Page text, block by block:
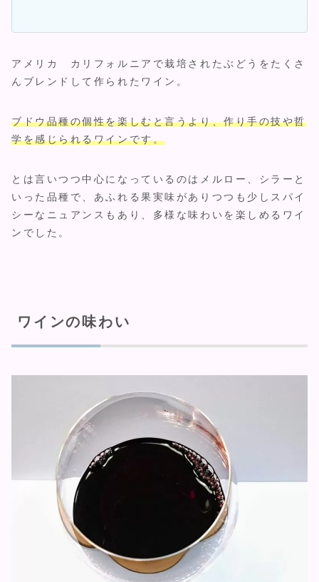
アメリカ カリフォルニアで栽培されたぶどうをたくさ
んブレンドして作られたワイン。
ブドウ品種の個性を楽しむと言うより、作り手の技や哲
学を感じられるワインです。
とは言いつつ中心になっているのはメルロー、シラーと
いった品種で、あふれる果実味がありつつも少しスパイ
シーなニュアンスもあり、多様な味わいを楽しめるワイ
ンでした。
ワインの味わい